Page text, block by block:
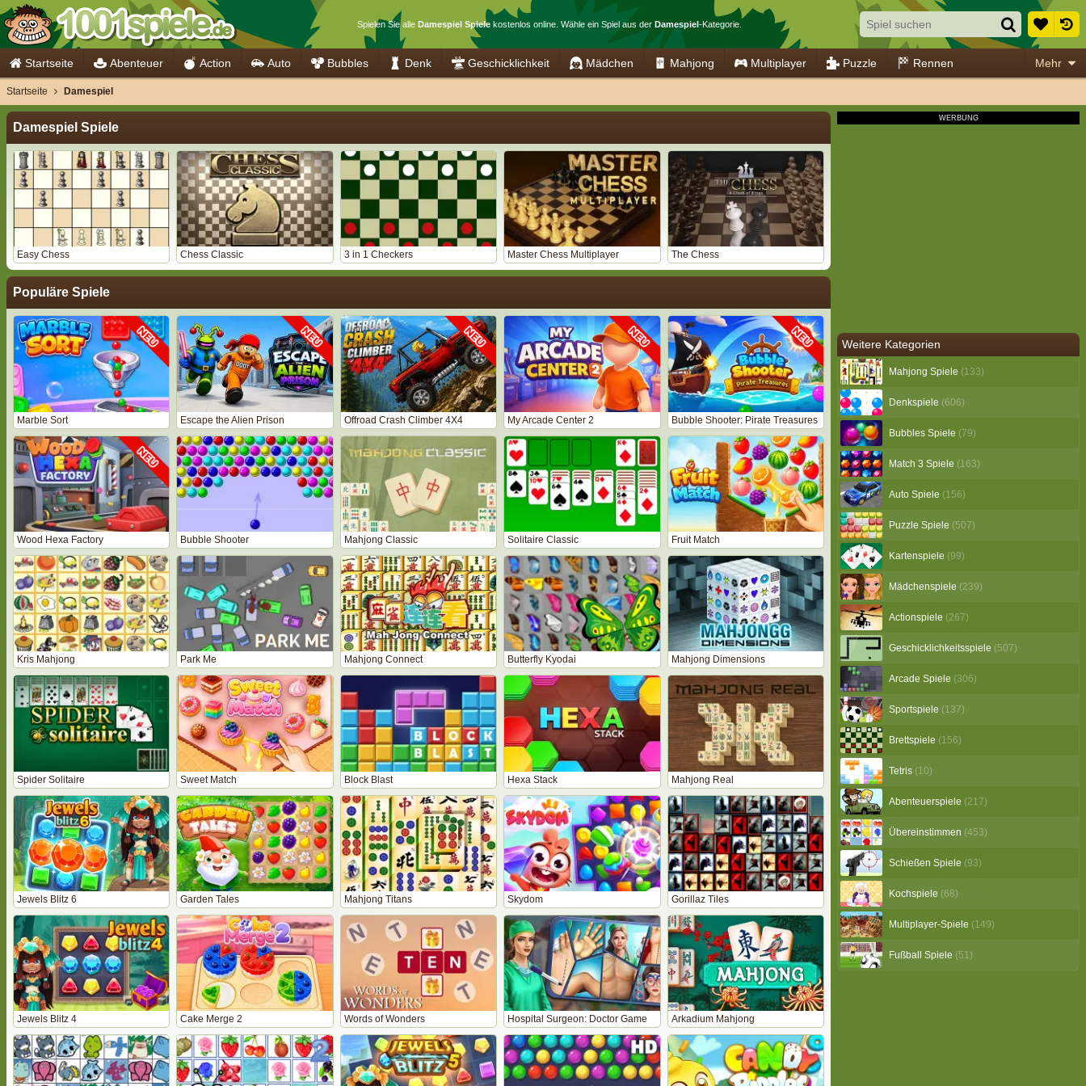
Spielen Sie alle Damespiel Spielekostenlos online. Wähle ein Spiel aus der Damespiel-Kategorie.
Startseite Abenteuer Action Auto Bubbles Denk Geschicklichkeit Mädchen Mahjong Multiplayer Puzzle Rennen Mehr
Damespiel Spiele
Easy Chess Chess Classic 3 in 1 Checkers Master Chess Multiplayer The Chess
Populäre Spiele
Marble Sort Escape the Alien Prison Offroad Crash Climber 4X4 My Arcade Center 2 Bubble Shooter: Pirate Treasures
Wood Hexa Factory Bubble Shooter Mahjong Classic Solitaire Classic Fruit Match
Kris Mahjong Park Me Mahjong Connect Butterfly Kyodai Mahjong Dimensions
Spider Solitaire Sweet Match Block Blast Hexa Stack Mahjong Real
Jewels Blitz 6 Garden Tales Mahjong Titans Skydom Gorillaz Tiles
Jewels Blitz 4 Cake Merge 2 Words of Wonders Hospital Surgeon: Doctor Game Arkadium Mahjong
Weitere Kategorien
Mahjong Spiele (133)
Denkspiele (606)
Bubbles Spiele (79)
Match 3 Spiele (163)
Auto Spiele (156)
Puzzle Spiele (507)
Kartenspiele (99)
Mädchenspiele (239)
Actionspiele (267)
Geschicklichkeitsspiele (507)
Arcade Spiele (306)
Sportspiele (137)
Brettspiele (156)
Tetris (10)
Abenteuerspiele (217)
Übereinstimmen (453)
Schießen Spiele (93)
Kochspiele (68)
Multiplayer-Spiele (149)
Fußball Spiele (51)
Startseite Damespiel